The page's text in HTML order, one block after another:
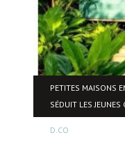
PETITES MAISONS
SÉDUIT LES JEUNES
D.CO